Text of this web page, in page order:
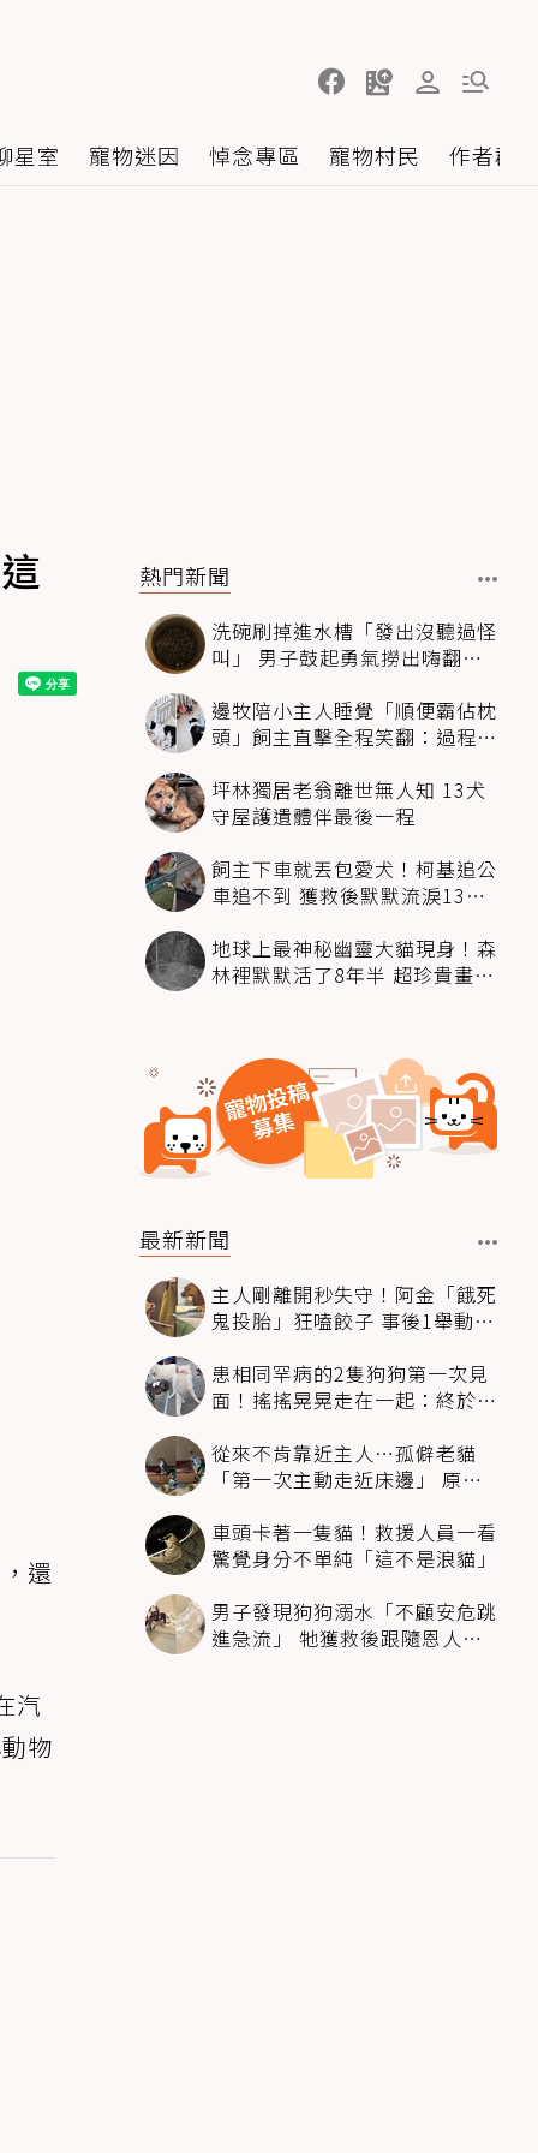
星室 寵物迷因 悼念專區 寵物村民 作者群
還
汽
物
熱門新聞
洗碗刷掉進水槽「發出沒聽過怪
叫」 男子鼓起勇氣撈出嗨翻：
邊牧陪小主人睡覺「順便霸佔枕
頭」飼主直擊全程笑翻：過程絲
坪林獨居老翁離世無人知 13犬
守屋護遺體伴最後一程
飼主下車就丟包愛犬！柯基追公
車追不到 獲救後默默流淚13萬
地球上最神秘幽靈大貓現身！森
林裡默默活了8年半 超珍貴畫面
最新新聞
主人剛離開秒失守！阿金「餓死
鬼投胎」狂嗑餃子 事後1舉動反
患相同罕病的2隻狗狗第一次見
面！搖搖晃晃走在一起：終於找
從來不肯靠近主人…孤僻老貓
「第一次主動走近床邊」 原因
車頭卡著一隻貓！救援人員一看
驚覺身分不單純「這不是浪貓」
男子發現狗狗溺水「不顧安危跳
進急流」 牠獲救後跟隨恩人不